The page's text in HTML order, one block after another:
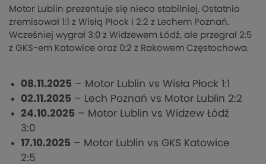
Motor Lublin prezentuje się nieco stabilniej. Ostatnio
zremisował 1:1 z Wisłą Płock i 2:2 z Lechem Poznań.
Wcześniej wygrał 3:0 z Widzewem Łódź, ale przegrał 2:5
z GKS-em Katowice oraz 0:2 z Rakowem Częstochowa.
08.11.2025 – Motor Lublin vs Wisła Płock 1:1
02.11.2025 – Lech Poznań vs Motor Lublin 2:2
24.10.2025 – Motor Lublin vs Widzew Łódź
3:0
17.10.2025 – Motor Lublin vs GKS Katowice
2:5